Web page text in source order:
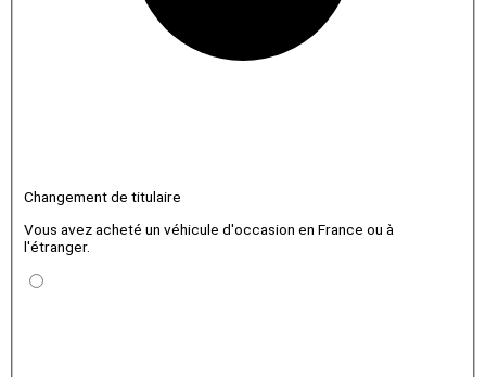
Changement de titulaire
Vous avez acheté un véhicule d'occasion en France ou à
l'étranger.